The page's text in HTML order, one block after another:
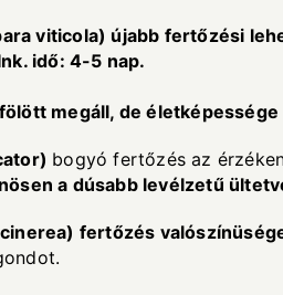
viticola) újabb fertőzési
idő: 4-5 nap.
fölött megáll, deéletképessége
bogyó fertőzés az
nösen a dúsabb levélzetű ültetv
fertőzés valószínüsé